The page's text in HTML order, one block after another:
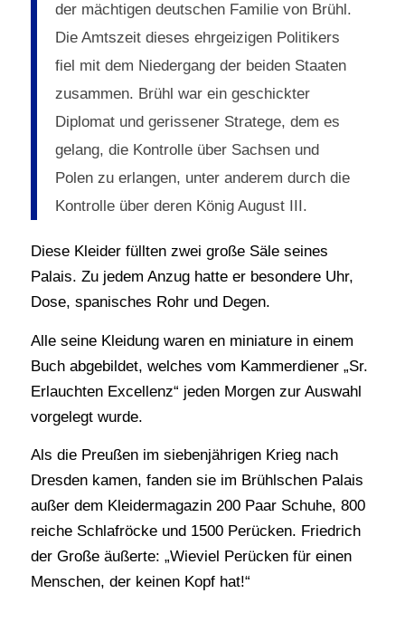
der mächtigen deutschen Familie von Brühl.
Die Amtszeit dieses ehrgeizigen Politikers
fiel mit dem Niedergang der beiden Staaten
zusammen. Brühl war ein geschickter
Diplomat und gerissener Stratege, dem es
gelang, die Kontrolle über Sachsen und
Polen zu erlangen, unter anderem durch die
Kontrolle über deren König August III.
Diese Kleider füllten zwei große Säle seines
Palais. Zu jedem Anzug hatte er besondere Uhr,
Dose, spanisches Rohr und Degen.
Alle seine Kleidung waren en miniature in einem
Buch abgebildet, welches vom Kammerdiener „Sr.
Erlauchten Excellenz“ jeden Morgen zur Auswahl
vorgelegt wurde.
Als die Preußen im siebenjährigen Krieg nach
Dresden kamen, fanden sie im Brühlschen Palais
außer dem Kleidermagazin 200 Paar Schuhe, 800
reiche Schlafröcke und 1500 Perücken. Friedrich
der Große äußerte: „Wieviel Perücken für einen
Menschen, der keinen Kopf hat!“